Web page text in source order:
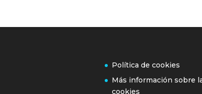
Política de cookies
Más información sobre
cookies